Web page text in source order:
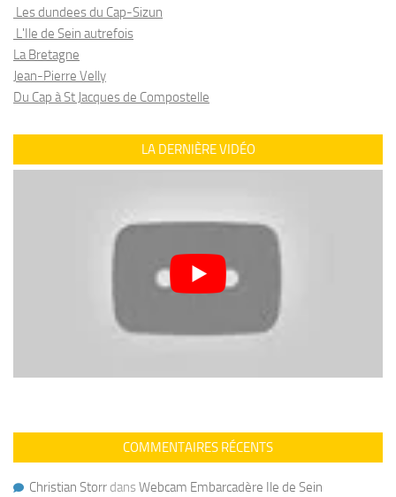
Les dundees du Cap-Sizun
L'Ile de Sein autrefois
La Bretagne
Jean-Pierre Velly
Du Cap à St Jacques de Compostelle
LA DERNIÈRE VIDÉO
COMMENTAIRES RÉCENTS
Christian Storr dans Webcam Embarcadère Ile de Sein